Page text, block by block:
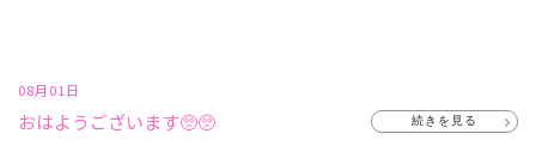
08月01日
おはようございます🥺🥺 続きを見る